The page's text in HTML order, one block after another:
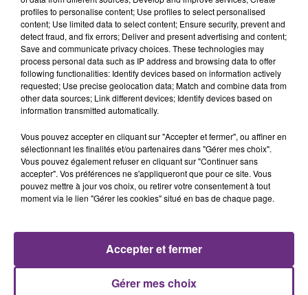
LE MAGASIN JOUÉCLUB DE REIMS FERME
SES PORTES
C'était l'une des institutions du centre-ville
rémois. Le magasin JouéClub est contraint de
fermer ses portes.
TITRES DIFFUSÉS
19h40
19h40 19h36
19h36
JENNIFER LOPEZ & DAVID GUETTA
profiles to personalise content; Use profiles to select personalised
content; Use limited data to select content; Ensure security, prevent and
detect fraud, and fix errors; Deliver and present advertising and content;
Save and communicate privacy choices. These technologies may
process personal data such as IP address and browsing data to offer
following functionalities: Identify devices based on information actively
requested; Use precise geolocation data; Match and combine data from
other data sources; Link different devices; Identify devices based on
information transmitted automatically.
Vous pouvez accepter en cliquant sur "Accepter et fermer", ou affiner en
sélectionnant les finalités et/ou partenaires dans "Gérer mes choix".
Vous pouvez également refuser en cliquant sur "Continuer sans
accepter". Vos préférences ne s'appliqueront que pour ce site. Vous
pouvez mettre à jour vos choix, ou retirer votre consentement à tout
moment via le lien "Gérer les cookies" situé en bas de chaque page.
Gérer mes choix
Accepter et fermer